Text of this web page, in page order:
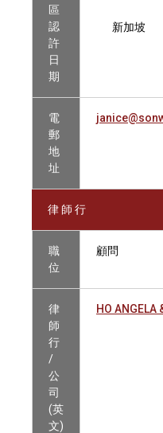
區
認
許
日
期
新加坡
電
郵
地
址
律 師 行
職
位
顧問
律
師
行
/
公
司
(英
文)
HO ANGELA